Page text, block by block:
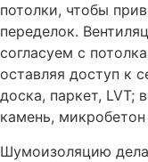
потолки, чтобы
переделок.
согласуем с
оставляя доступ к
доска, паркет, LVT;
камень,
Шумоизоляцию